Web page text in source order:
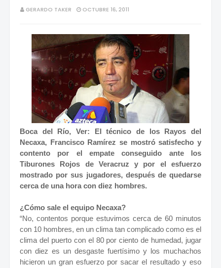
GERARDO TAKER OCTUBRE 16, 2011
Boca del Río, Ver: El técnico de los Rayos del
Necaxa, Francisco Ramírez se mostró satisfecho y
contento por el empate conseguido ante los
Tiburones Rojos de Veracruz y por el esfuerzo
mostrado por sus jugadores, después de quedarse
cerca de una hora con diez hombres.
¿Cómo sale el equipo Necaxa?
“No, contentos porque estuvimos cerca de 60 minutos
con 10 hombres, en un clima tan complicado como es el
clima del puerto con el 80 por ciento de humedad, jugar
con diez es un desgaste fuertísimo y los muchachos
hicieron un gran esfuerzo por sacar el resultado y eso